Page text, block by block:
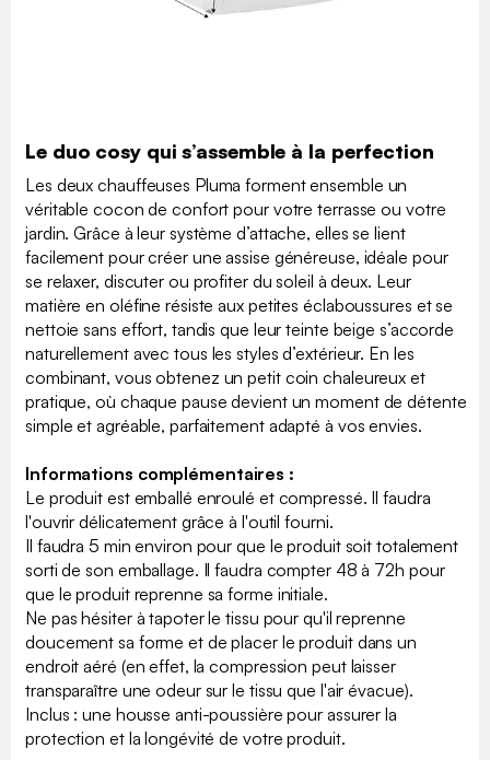
Le duo cosy qui s’assemble à la perfection
Les deux chauffeuses Pluma forment ensemble un
véritable cocon de confort pour votre terrasse ou votre
jardin. Grâce à leur système d’attache, elles se lient
facilement pour créer une assise généreuse, idéale pour
se relaxer, discuter ou profiter du soleil à deux. Leur
matière en oléfine résiste aux petites éclaboussures et se
nettoie sans effort, tandis que leur teinte beige s’accorde
naturellement avec tous les styles d’extérieur. En les
combinant, vous obtenez un petit coin chaleureux et
pratique, où chaque pause devient un moment de détente
simple et agréable, parfaitement adapté à vos envies.
Informations complémentaires :
Le produit est emballé enroulé et compressé. Il faudra
l'ouvrir délicatement grâce à l'outil fourni.
Il faudra 5 min environ pour que le produit soit totalement
sorti de son emballage. Il faudra compter 48 à 72h pour
que le produit reprenne sa forme initiale.
Ne pas hésiter à tapoter le tissu pour qu'il reprenne
doucement sa forme et de placer le produit dans un
endroit aéré (en effet, la compression peut laisser
transparaître une odeur sur le tissu que l'air évacue).
Inclus : une housse anti-poussière pour assurer la
protection et la longévité de votre produit.